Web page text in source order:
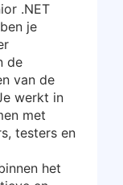
.NET
je
de
van de
werkt in
met
testers en
het